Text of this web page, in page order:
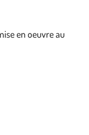
en oeuvre au